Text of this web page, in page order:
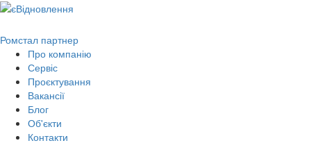
Ромстал партнер
Про компанію
Сервіс
Проєктування
Вакансії
Блог
Об'єкти
Контакти